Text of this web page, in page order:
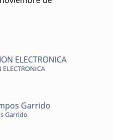
ELECTRONICA
Garrido
Garrido